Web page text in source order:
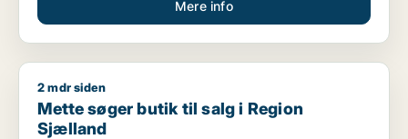
Mere info
Mette søger butik til salg i Region Sjælland
2 mdr siden
Mette søger butik til salg i Region
Sjælland